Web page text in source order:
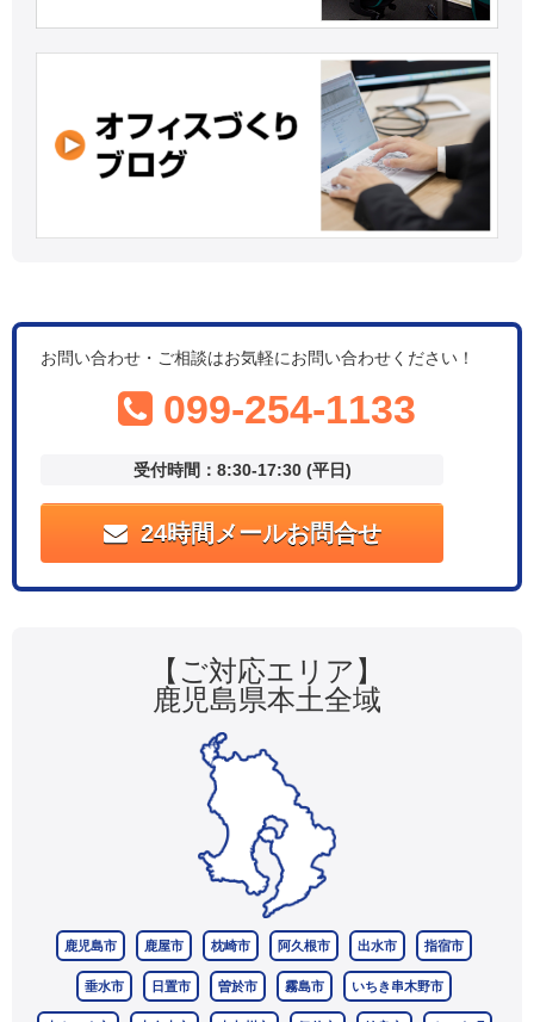
お問い合わせ・ご相談はお気軽にお問い合わせください！
099-254-1133
受付時間：8:30-17:30 (平日)
24時間メールお問合せ
【ご対応エリア】
鹿児島県本土全域
鹿児島市 鹿屋市 枕崎市 阿久根市 出水市 指宿市
垂水市 日置市 曽於市 霧島市 いちき串木野市